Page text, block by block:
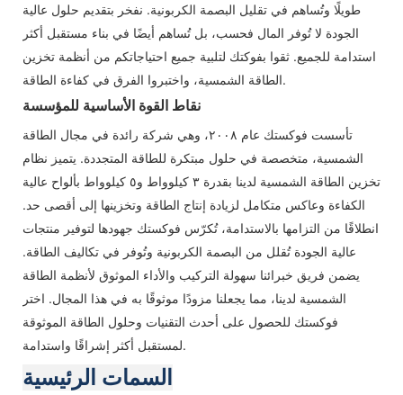
طويلًا وتُساهم في تقليل البصمة الكربونية. نفخر بتقديم حلول عالية
الجودة لا تُوفر المال فحسب، بل تُساهم أيضًا في بناء مستقبل أكثر
استدامة للجميع. ثقوا بفوكتك لتلبية جميع احتياجاتكم من أنظمة تخزين
الطاقة الشمسية، واختبروا الفرق في كفاءة الطاقة.
نقاط القوة الأساسية للمؤسسة
تأسست فوكستك عام ٢٠٠٨، وهي شركة رائدة في مجال الطاقة
الشمسية، متخصصة في حلول مبتكرة للطاقة المتجددة. يتميز نظام
تخزين الطاقة الشمسية لدينا بقدرة ٣ كيلوواط و٥ كيلوواط بألواح عالية
الكفاءة وعاكس متكامل لزيادة إنتاج الطاقة وتخزينها إلى أقصى حد.
انطلاقًا من التزامها بالاستدامة، تُكرّس فوكستك جهودها لتوفير منتجات
عالية الجودة تُقلل من البصمة الكربونية وتُوفر في تكاليف الطاقة.
يضمن فريق خبرائنا سهولة التركيب والأداء الموثوق لأنظمة الطاقة
الشمسية لدينا، مما يجعلنا مزودًا موثوقًا به في هذا المجال. اختر
فوكستك للحصول على أحدث التقنيات وحلول الطاقة الموثوقة
لمستقبل أكثر إشراقًا واستدامة.
السمات الرئيسية